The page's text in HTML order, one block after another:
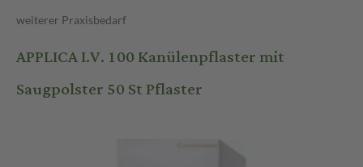
weiterer Praxisbedarf
APPLICA I.V. 100 Kanülenpflaster mit
Saugpolster 50 St Pflaster